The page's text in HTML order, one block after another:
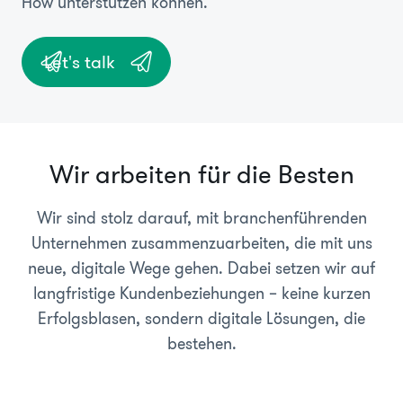
Let's talk
Wir arbeiten für die Besten
Wir sind stolz darauf, mit branchenführenden
Unternehmen zusammenzuarbeiten, die mit uns
neue, digitale Wege gehen. Dabei setzen wir auf
langfristige Kundenbeziehungen – keine kurzen
Erfolgsblasen, sondern digitale Lösungen, die
bestehen.